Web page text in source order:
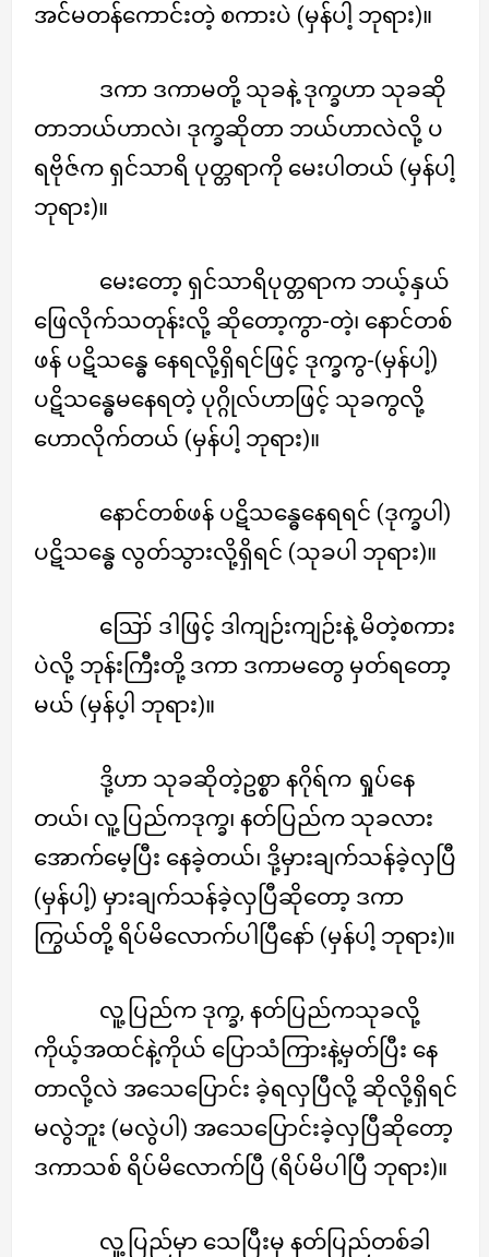
အင်မတန်ကောင်းတဲ့ စကားပဲ (မှန်ပါ့ ဘုရား)။
ဒကာ ဒကာမတို့ သုခနဲ့ ဒုက္ခဟာ သုခဆို
တာဘယ်ဟာလဲ၊ ဒုက္ခဆိုတာ ဘယ်ဟာလဲလို့ ပ
ရဗိုဇ်က ရှင်သာရိ ပုတ္တရာကို မေးပါတယ် (မှန်ပါ့
ဘုရား)။
မေးတော့ ရှင်သာရိပုတ္တရာက ဘယ့်နှယ်
ဖြေလိုက်သတုန်းလို့ ဆိုတော့ကွာ-တဲ့၊ နောင်တစ်
ဖန် ပဋိသန္ဓေ နေရလို့ရှိရင်ဖြင့် ဒုက္ခကွ-(မှန်ပါ့)
ပဋိသန္ဓေမနေရတဲ့ ပုဂ္ဂိုလ်ဟာဖြင့် သုခကွလို့
ဟောလိုက်တယ် (မှန်ပါ့ ဘုရား)။
နောင်တစ်ဖန် ပဋိသန္ဓေနေရရင် (ဒုက္ခပါ)
ပဋိသန္ဓေ လွတ်သွားလို့ရှိရင် (သုခပါ ဘုရား)။
ဪ ဒါဖြင့် ဒါကျဉ်းကျဉ်းနဲ့ မိတဲ့စကား
ပဲလို့ ဘုန်းကြီးတို့ ဒကာ ဒကာမတွေ မှတ်ရတော့
မယ် (မှန်ပ့ါ ဘုရား)။
ဒို့ဟာ သုခဆိုတဲ့ဥစ္စာ နဂိုရ်က ရှုပ်နေ
တယ်၊ လူ့ပြည်ကဒုက္ခ၊ နတ်ပြည်က သုခလား
အောက်မေ့ပြီး နေခဲ့တယ်၊ ဒို့မှားချက်သန်ခဲ့လှပြီ
(မှန်ပါ့) မှားချက်သန်ခဲ့လှပြီဆိုတော့ ဒကာ
ကြွယ်တို့ ရိပ်မိလောက်ပါပြီနော် (မှန်ပါ့ ဘုရား)။
လူ့ပြည်က ဒုက္ခ, နတ်ပြည်ကသုခလို့
ကိုယ့်အထင်နဲ့ကိုယ် ပြောသံကြားနဲ့မှတ်ပြီး နေ
တာလို့လဲ အသေပြောင်း ခဲ့ရလှပြီလို့ ဆိုလို့ရှိရင်
မလွဲဘူး (မလွဲပါ) အသေပြောင်းခဲ့လှပြီဆိုတော့
ဒကာသစ် ရိပ်မိလောက်ပြီ (ရိပ်မိပါပြီ ဘုရား)။
လူ့ပြည်မှာ သေပြီးမှ နတ်ပြည်တစ်ခါ